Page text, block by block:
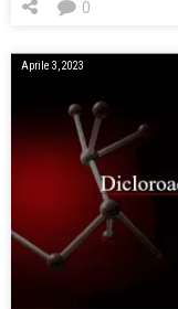
0
Aprile 3, 2023